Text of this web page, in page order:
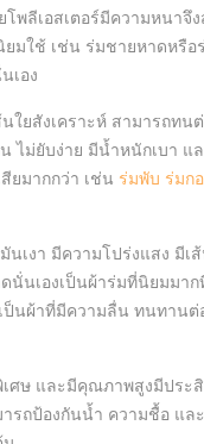
พลีเอสเตอร์มีความหนาจึ
มใช้ เช่น ร่มชายหาดหรือ
เอง
ใยสังเคราะห์ สามารถทน
ไม่ยับง่าย มีน้ำหนักเบา
ยมากกว่า เช่น ร่มพับ ร่มก
เงา มีความโปร่งแสง มีเ
ดนั่นเองเป็นผ้าร่มที่นิยมม
ป็นผ้าที่มีความลื่น ทนทาน
เศษ และมีคุณภาพสูงมีประ
รถป้องกันน้ำ ความชื้อ แล